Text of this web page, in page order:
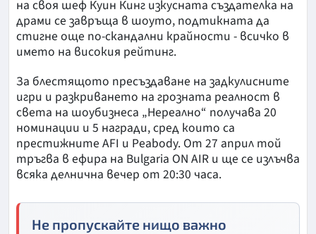
на своя шеф Куин Кинг изкусната създателка на
драми се завръща в шоуто, подтикната да
стигне още по-скандални крайности - всичко в
името на високия рейтинг.
За блестящото пресъздаване на задкулисните
игри и разкриването на грозната реалност в
света на шоубизнеса „Нереално“ получава 20
номинации и 5 награди, сред които са
престижните AFI и Peabody. От 27 април той
тръгва в ефира на Bulgaria ON AIR и ще се излъчва
всяка делнична вечер от 20:30 часа.
Не пропускайте нищо важно